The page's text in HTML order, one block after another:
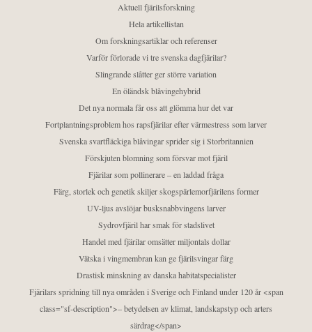
Aktuell fjärilsforskning
Hela artikellistan
Om forskningsartiklar och referenser
Varför förlorade vi tre svenska dagfjärilar?
Slingrande slåtter ger större variation
En öländsk blåvingehybrid
Det nya normala får oss att glömma hur det var
Fortplantningsproblem hos rapsfjärilar efter värmestress som larver
Svenska svartfläckiga blåvingar sprider sig i Storbritannien
Förskjuten blomning som försvar mot fjäril
Fjärilar som pollinerare – en laddad fråga
Färg, storlek och genetik skiljer skogspärlemorfjärilens former
UV-ljus avslöjar busksnabbvingens larver
Sydrovfjäril har smak för stadslivet
Handel med fjärilar omsätter miljontals dollar
Vätska i vingmembran kan ge fjärilsvingar färg
Drastisk minskning av danska habitatspecialister
Fjärilars spridning till nya områden i Sverige och Finland under 120 år <span
class="sf-description">– betydelsen av klimat, landskapstyp och arters
särdrag</span>